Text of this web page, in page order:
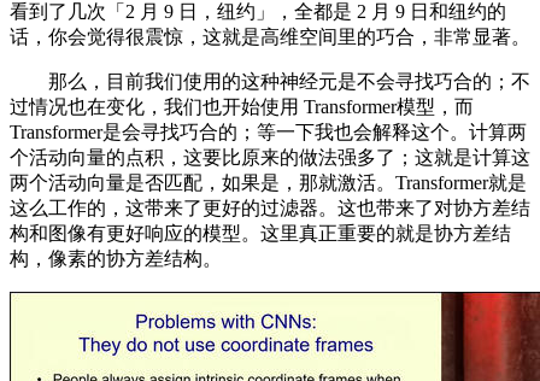
看到了几次「2 月 9 日，纽约」，全都是 2 月 9 日和纽约的
话，你会觉得很震惊，这就是高维空间里的巧合，非常显著。
那么，目前我们使用的这种神经元是不会寻找巧合的；不
过情况也在变化，我们也开始使用 Transformer模型，而
Transformer是会寻找巧合的；等一下我也会解释这个。计算两
个活动向量的点积，这要比原来的做法强多了；这就是计算这
两个活动向量是否匹配，如果是，那就激活。Transformer就是
这么工作的，这带来了更好的过滤器。这也带来了对协方差结
构和图像有更好响应的模型。这里真正重要的就是协方差结
构，像素的协方差结构。